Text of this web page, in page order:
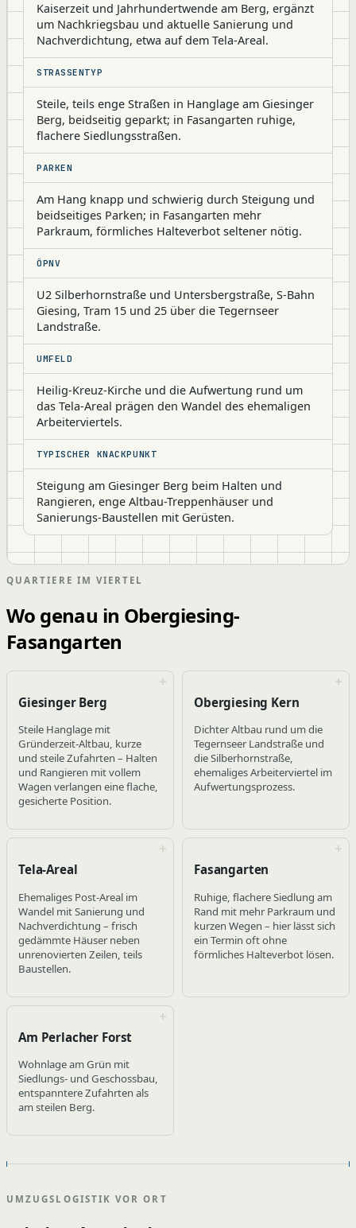
Kaiserzeit und Jahrhundertwende am Berg, ergänzt
um Nachkriegsbau und aktuelle Sanierung und
Nachverdichtung, etwa auf dem Tela-Areal.
STRASSENTYP
Steile, teils enge Straßen in Hanglage am Giesinger
Berg, beidseitig geparkt; in Fasangarten ruhige,
flachere Siedlungsstraßen.
PARKEN
Am Hang knapp und schwierig durch Steigung und
beidseitiges Parken; in Fasangarten mehr
Parkraum, förmliches Halteverbot seltener nötig.
ÖPNV
U2 Silberhornstraße und Untersbergstraße, S-Bahn
Giesing, Tram 15 und 25 über die Tegernseer
Landstraße.
UMFELD
Heilig-Kreuz-Kirche und die Aufwertung rund um
das Tela-Areal prägen den Wandel des ehemaligen
Arbeiterviertels.
TYPISCHER KNACKPUNKT
Steigung am Giesinger Berg beim Halten und
Rangieren, enge Altbau-Treppenhäuser und
Sanierungs-Baustellen mit Gerüsten.
QUARTIERE IM VIERTEL
Wo genau in Obergiesing-
Fasangarten
Giesinger Berg
Steile Hanglage mit
Gründerzeit-Altbau, kurze
und steile Zufahrten – Halten
und Rangieren mit vollem
Wagen verlangen eine flache,
gesicherte Position.
Obergiesing Kern
Dichter Altbau rund um die
Tegernseer Landstraße und
die Silberhornstraße,
ehemaliges Arbeiterviertel im
Aufwertungsprozess.
Tela-Areal
Ehemaliges Post-Areal im
Wandel mit Sanierung und
Nachverdichtung – frisch
gedämmte Häuser neben
unrenovierten Zeilen, teils
Baustellen.
Fasangarten
Ruhige, flachere Siedlung am
Rand mit mehr Parkraum und
kurzen Wegen – hier lässt sich
ein Termin oft ohne
förmliches Halteverbot lösen.
Am Perlacher Forst
Wohnlage am Grün mit
Siedlungs- und Geschossbau,
entspanntere Zufahrten als
am steilen Berg.
UMZUGSLOGISTIK VOR ORT